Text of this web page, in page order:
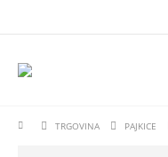
TRGOVINA PAJKICE